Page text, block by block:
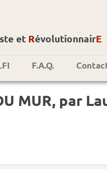
et RévolutionnairE
F.A.Q.
MUR, par